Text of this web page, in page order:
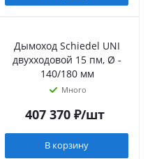
Дымоход Schiedel UNI
двухходовой 15 пм, Ø -
140/180 мм
Много
407 370₽/шт
В корзину